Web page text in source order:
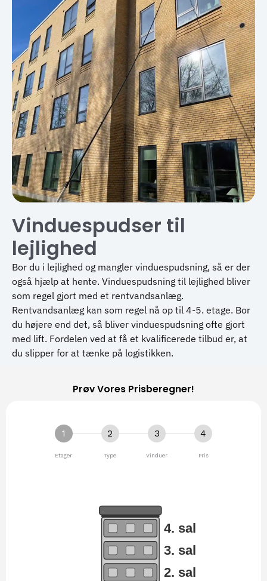
Vinduespudser til
lejlighed
Bor du i lejlighed og mangler vinduespudsning, så er der
også hjælp at hente. Vinduespudsning til lejlighed bliver
som regel gjort med et rentvandsanlæg.
Rentvandsanlæg kan som regel nå op til 4-5. etage. Bor
du højere end det, så bliver vinduespudsning ofte gjort
med lift. Fordelen ved at få et kvalificerede tilbud er, at
du slipper for at tænke på logistikken.
Prøv Vores Prisberegner!
1
Etager
2
Type
3
Vinduer
4
Pris
4. sal
3. sal
2. sal